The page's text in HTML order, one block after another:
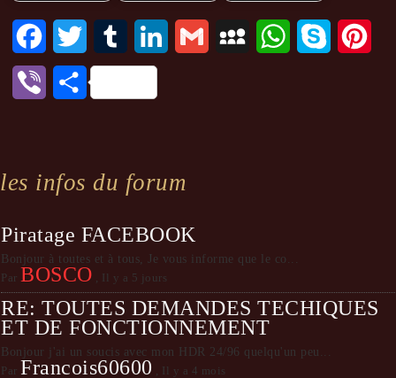
FacebookTwitter Tumblr LinkedInGmail MySpaceWhatsAppSkype
Viber Partager
les infos du forum
Piratage FACEBOOK
Bonjour à toutes et à tous, Je vous informe que le co...
Par BOSCO Il y a 5 jours
RE: TOUTES DEMANDES TECHIQUES
ET DE FONCTIONNEMENT
Bonjour j'ai un soucis avec mon HDR 24/96 quelqu'un peu...
Par Francois60600 Il y a 4 mois